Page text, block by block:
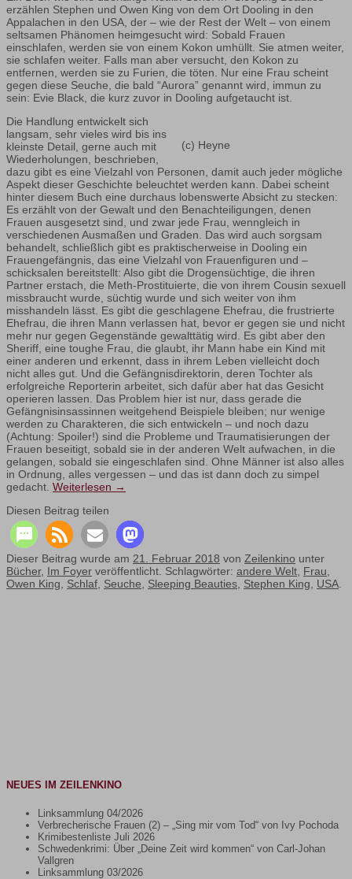
erzählen Stephen und Owen King von dem Ort Dooling in den
Appalachen in den USA, der – wie der Rest der Welt – von einem
seltsamen Phänomen heimgesucht wird: Sobald Frauen
einschlafen, werden sie von einem Kokon umhüllt. Sie atmen weiter,
sie schlafen weiter. Falls man aber versucht, den Kokon zu
entfernen, werden sie zu Furien, die töten. Nur eine Frau scheint
gegen diese Seuche, die bald “Aurora” genannt wird, immun zu
sein: Evie Black, die kurz zuvor in Dooling aufgetaucht ist.
(c) Heyne
Die Handlung entwickelt sich
langsam, sehr vieles wird bis ins
kleinste Detail, gerne auch mit
Wiederholungen, beschrieben,
dazu gibt es eine Vielzahl von Personen, damit auch jeder mögliche
Aspekt dieser Geschichte beleuchtet werden kann. Dabei scheint
hinter diesem Buch eine durchaus lobenswerte Absicht zu stecken:
Es erzählt von der Gewalt und den Benachteiligungen, denen
Frauen ausgesetzt sind, und zwar jede Frau, wenngleich in
verschiedenen Ausmaßen und Graden. Das wird auch sorgsam
behandelt, schließlich gibt es praktischerweise in Dooling ein
Frauengefängnis, das eine Vielzahl von Frauenfiguren und –
schicksalen bereitstellt: Also gibt die Drogensüchtige, die ihren
Partner erstach, die Meth-Prostituierte, die von ihrem Cousin sexuell
missbraucht wurde, süchtig wurde und sich weiter von ihm
misshandeln lässt. Es gibt die geschlagene Ehefrau, die frustrierte
Ehefrau, die ihren Mann verlassen hat, bevor er gegen sie und nicht
mehr nur gegen Gegenstände gewalttätig wird. Es gibt aber den
Sheriff, eine toughe Frau, die glaubt, ihr Mann habe ein Kind mit
einer anderen und erkennt, dass in ihrem Leben vielleicht doch
nicht alles gut. Und die Gefängnisdirektorin, deren Tochter als
erfolgreiche Reporterin arbeitet, sich dafür aber hat das Gesicht
operieren lassen. Das Problem hier ist nur, dass gerade die
Gefängnisinsassinnen weitgehend Beispiele bleiben; nur wenige
werden zu Charakteren, die sich entwickeln – und noch dazu
(Achtung: Spoiler!) sind die Probleme und Traumatisierungen der
Frauen beseitigt, sobald sie in der anderen Welt aufwachen, in die
gelangen, sobald sie eingeschlafen sind. Ohne Männer ist also alles
in Ordnung, alles vergessen – und das ist dann doch zu simpel
gedacht. Weiterlesen →
Diesen Beitrag teilen
Dieser Beitrag wurde am 21. Februar 2018 von Zeilenkino unter
Bücher, Im Foyer veröffentlicht. Schlagwörter: andere Welt, Frau,
Owen King, Schlaf, Seuche, Sleeping Beauties, Stephen King, USA.
NEUES IM ZEILENKINO
Linksammlung 04/2026
Verbrecherische Frauen (2) – „Sing mir vom Tod“ von Ivy Pochoda
Krimibestenliste Juli 2026
Schwedenkrimi: Über „Deine Zeit wird kommen“ von Carl-Johan
Vallgren
Linksammlung 03/2026